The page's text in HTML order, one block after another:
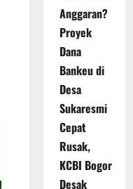
Anggaran?
Proyek
Dana
Bankeu di
Desa
Sukaresmi
Cepat
Rusak,
KCBI Bogor
Desak